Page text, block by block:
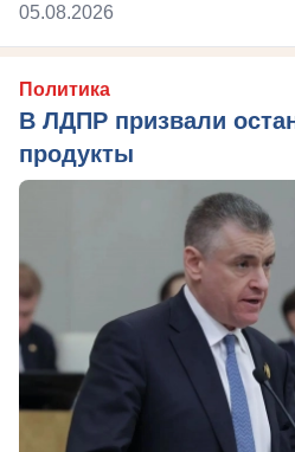
05.08.2026
Политика
В ЛДПР призвали
продукты